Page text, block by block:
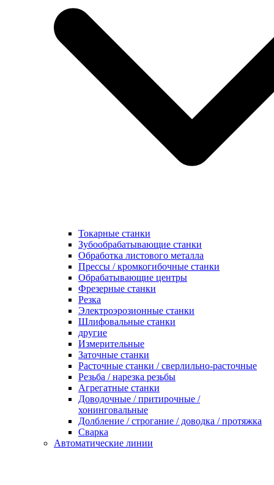
Токарные станки
Зубообрабатывающие станки
Обработка листового металла
Прессы / кромкогибочные станки
Обрабатывающие центры
Фрезерные станки
Резка
Электроэрозионные станки
Шлифовальные станки
другие
Измерительные
Заточные станки
Расточные станки / сверлильно-расточные
Резьба / нарезка резьбы
Агрегатные станки
Доводочные / притирочные /
хонинговальные
Долбление / строгание / доводка / протяжка
Сварка
Автоматические линии